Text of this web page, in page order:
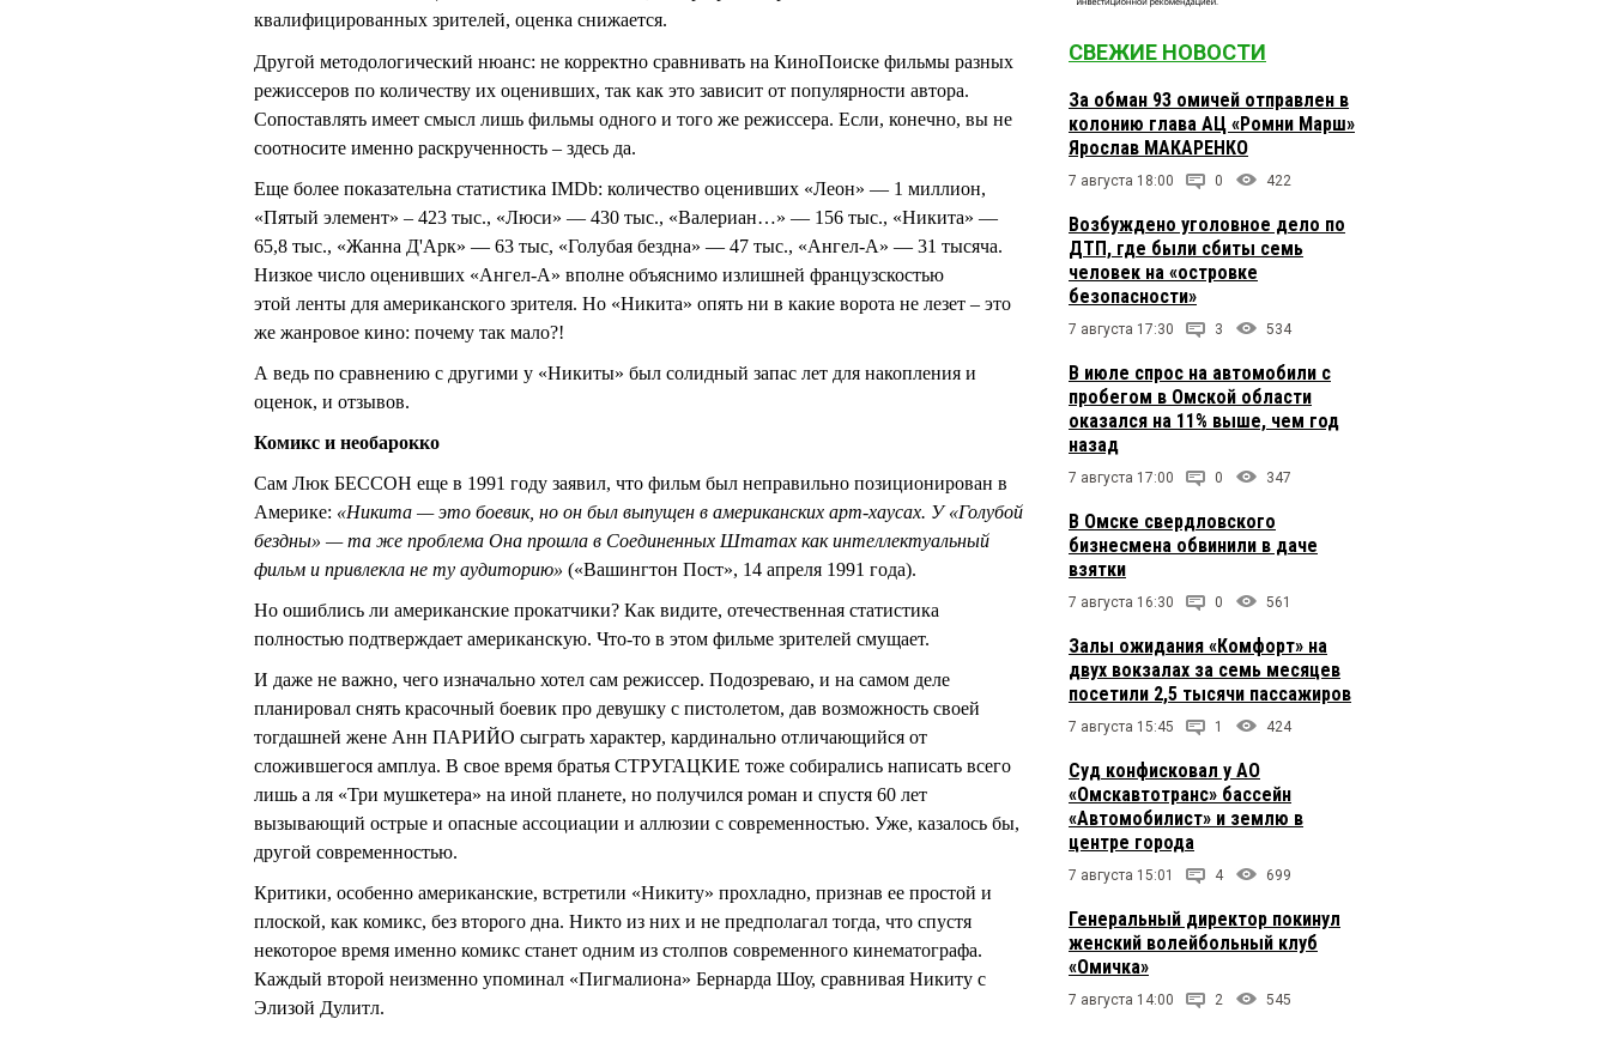
квалифицированных зрителей, оценка снижается.
Другой методологический нюанс: не корректно сравнивать на КиноПоиске фильмы разных
режиссеров по количеству их оценивших, так как это зависит от популярности автора.
Сопоставлять имеет смысл лишь фильмы одного и того же режиссера. Если, конечно, вы не
соотносите именно раскрученность – здесь да.
Еще более показательна статистика IMDb: количество оценивших «Леон» — 1 миллион,
«Пятый элемент» – 423 тыс., «Люси» — 430 тыс., «Валериан…» — 156 тыс., «Никита» —
65,8 тыс., «Жанна Д'Арк» — 63 тыс, «Голубая бездна» — 47 тыс., «Ангел-А» — 31 тысяча.
Низкое число оценивших «Ангел-А» вполне объяснимо излишней французскостью
этой ленты для американского зрителя. Но «Никита» опять ни в какие ворота не лезет – это
же жанровое кино: почему так мало?!
А ведь по сравнению с другими у «Никиты» был солидный запас лет для накопления и
оценок, и отзывов.
Комикс и необарокко
Сам Люк БЕССОН еще в 1991 году заявил, что фильм был неправильно позиционирован в
Америке: «Никита — это боевик, но он был выпущен в американских арт-хаусах. У «Голубой
бездны» — та же проблема Она прошла в Соединенных Штатах как интеллектуальный
фильм и привлекла не ту аудиторию» («Вашингтон Пост», 14 апреля 1991 года).
Но ошиблись ли американские прокатчики? Как видите, отечественная статистика
полностью подтверждает американскую. Что-то в этом фильме зрителей смущает.
И даже не важно, чего изначально хотел сам режиссер. Подозреваю, и на самом деле
планировал снять красочный боевик про девушку с пистолетом, дав возможность своей
тогдашней жене Анн ПАРИЙО сыграть характер, кардинально отличающийся от
сложившегося амплуа. В свое время братья СТРУГАЦКИЕ тоже собирались написать всего
лишь а ля «Три мушкетера» на иной планете, но получился роман и спустя 60 лет
вызывающий острые и опасные ассоциации и аллюзии с современностью. Уже, казалось бы,
другой современностью.
Критики, особенно американские, встретили «Никиту» прохладно, признав ее простой и
плоской, как комикс, без второго дна. Никто из них и не предполагал тогда, что спустя
некоторое время именно комикс станет одним из столпов современного кинематографа.
Каждый второй неизменно упоминал «Пигмалиона» Бернарда Шоу, сравнивая Никиту с
Элизой Дулитл.
СВЕЖИЕ НОВОСТИ
За обман 93 омичей отправлен в
колонию глава АЦ «Ромни Марш»
Ярослав МАКАРЕНКО
7 августа 18:00 0 422
Возбуждено уголовное дело по
ДТП, где были сбиты семь
человек на «островке
безопасности»
7 августа 17:30 3 534
В июле спрос на автомобили с
пробегом в Омской области
оказался на 11% выше, чем год
назад
7 августа 17:00 0 347
В Омске свердловского
бизнесмена обвинили в даче
взятки
7 августа 16:30 0 561
Залы ожидания «Комфорт» на
двух вокзалах за семь месяцев
посетили 2,5 тысячи пассажиров
7 августа 15:45 1 424
Суд конфисковал у АО
«Омскавтотранс» бассейн
«Автомобилист» и землю в
центре города
7 августа 15:01 4 699
Генеральный директор покинул
женский волейбольный клуб
«Омичка»
7 августа 14:00 2 545